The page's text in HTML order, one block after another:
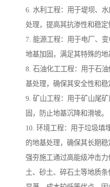
6. 水利工程：用于堤坝、
处理，提高其抗渗性和稳定
7. 能源工程：用于电厂、
地基加固，满足其特殊的地
8. 石油化工工程：用于石
基处理，确保其安全性和稳
9. 矿山工程：用于矿山尾
固，防止地基沉降和滑坡。
10. 环境工程：用于垃圾填
的地基处理，确保其长期稳
强夯施工通过高能级冲击
土、砂土、碎石土等地质